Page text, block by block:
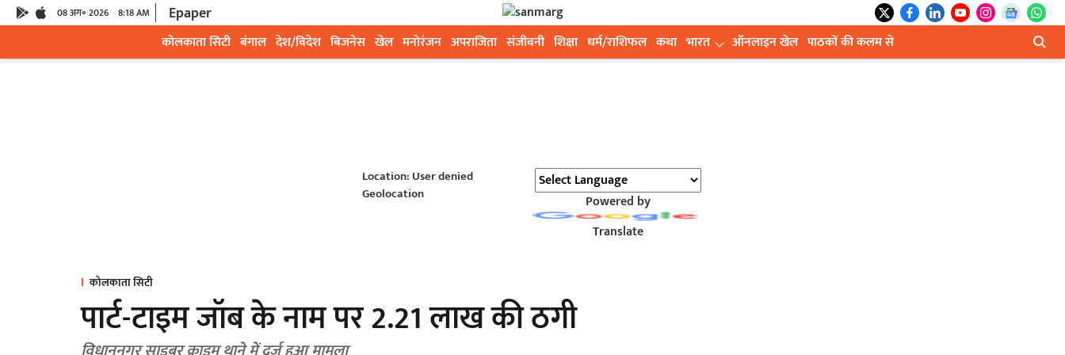
08 अग॰ 2026 8:18 AM Epaper
कोलकाता सिटी बंगाल देश/विदेश बिजनेस खेल मनोरंजन अपराजिता संजीवनी शिक्षा धर्म/राशिफल कथा भारत ऑनलाइन खेल पाठकों की कलम से
Location: User denied
Geolocation
Powered by
Translate
कोलकाता सिटी
पार्ट-टाइम जॉब के नाम पर 2.21 लाख की ठगी